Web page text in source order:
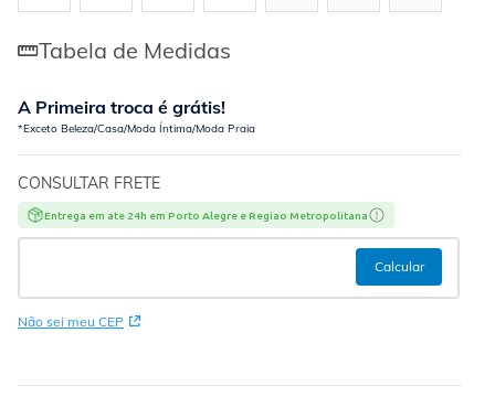
Tabela de Medidas
A Primeira troca é grátis!
*Exceto Beleza/Casa/Moda Íntima/Moda Praia
CONSULTAR FRETE
Entrega em ate 24h em Porto Alegre e Regiao Metropolitana
Não sei meu CEP